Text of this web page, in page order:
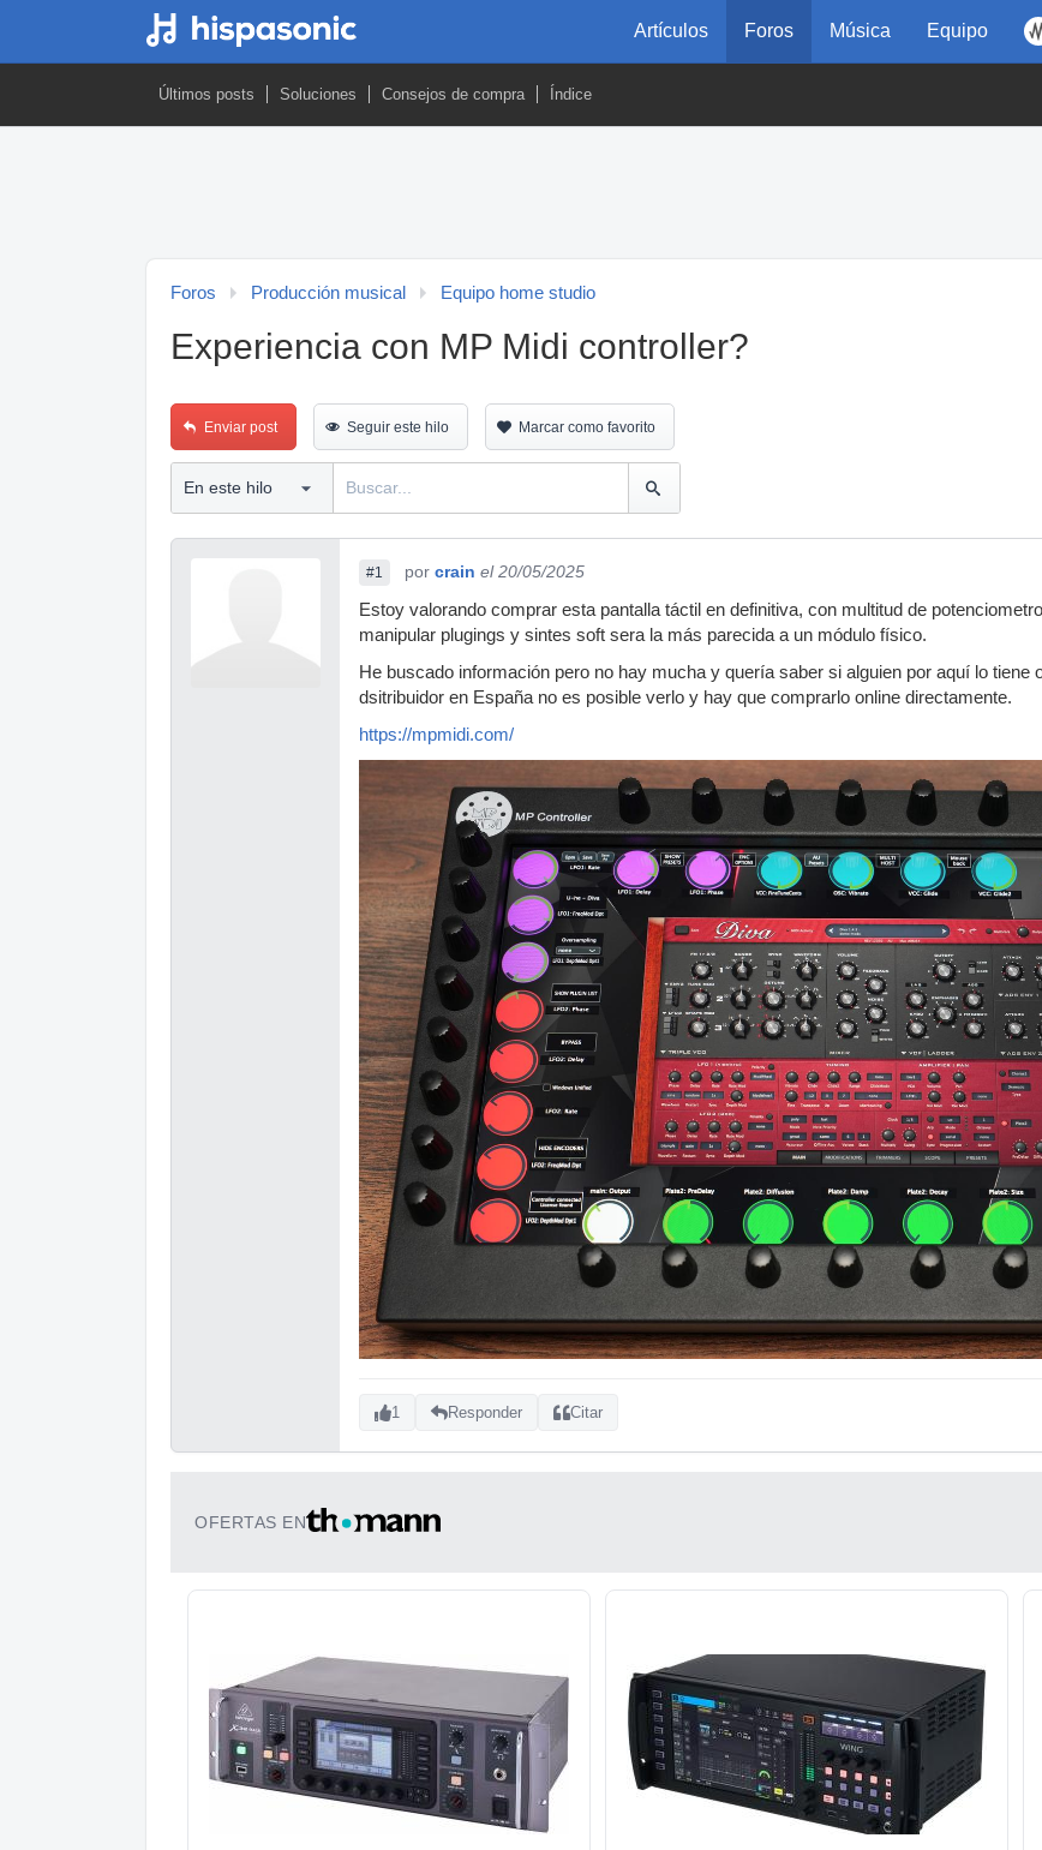
Artículos Foros Música Equipo
Últimos posts Soluciones Consejos de compra Índice
Foros Producción musical Equipo home studio
Experiencia con MP Midi controller?
Enviar post Seguir este hilo Marcar como favorito
#1 por crain el 20/05/2025
Estoy valorando comprar esta pantalla táctil en definitiva, con multitud de
manipular plugings y sintes soft sera la más parecida a un módulo físico.
He buscado información pero no hay mucha y quería saber si alguien por aquí lo tiene
dsitribuidor en España no es posible verlo y hay que comprarlo online directamente.
https://mpmidi.com/
1 Responder Citar
OFERTAS EN